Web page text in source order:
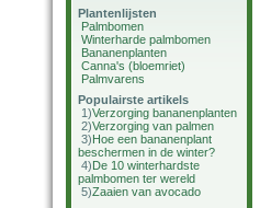
Plantenlijsten
Palmbomen
Winterharde palmbomen
Bananenplanten
Canna's (bloemriet)
Palmvarens
Populairste artikels
1)Verzorging bananenplanten
2)Verzorging van palmen
3)Hoe een bananenplant
beschermen in de winter?
4)De 10 winterhardste
palmbomen ter wereld
5)Zaaien van avocado